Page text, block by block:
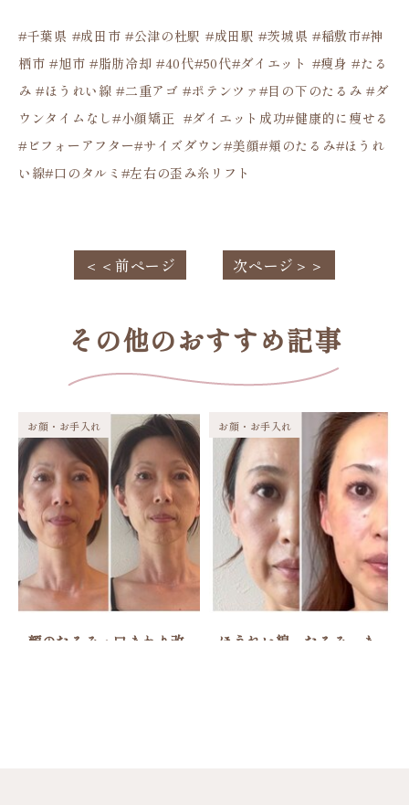
#千葉県 #成田市 #公津の杜駅 #成田駅 #茨城県 #稲敷市#神
栖市 #旭市 #脂肪冷却 #40代#50代#ダイエット #痩身 #たる
み #ほうれい線 #二重アゴ #ポテンツァ#目の下のたるみ #ダ
ウンタイムなし#小顔矯正 #ダイエット成功#健康的に痩せる
#ビフォーアフター#サイズダウン#美顔#頬のたるみ#ほうれ
い線#口のタルミ#左右の歪み糸リフト
＜＜前ページ 次ページ＞＞
その他のおすすめ記事
お顔・お手入れ
顔のたるみ・口まわり改
お顔・お手入れ
ほうれい線、たるみ…ま